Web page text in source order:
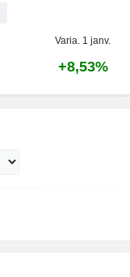
Varia. 1 janv.
+8,53%